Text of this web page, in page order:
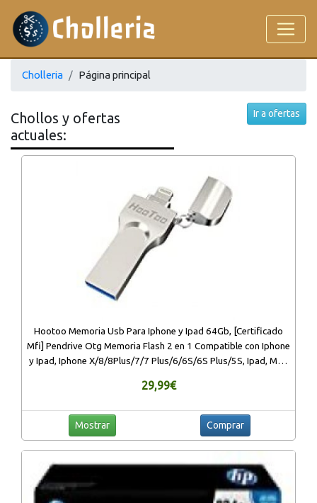
Cholleria Página principal
Chollos y ofertas
actuales:
Ir a ofertas
Hootoo Memoria Usb Para Iphone y Ipad 64Gb, [Certificado
Mfi] Pendrive Otg Memoria Flash 2 en 1 Compatible con Iphone
y Ipad, Iphone X/8/8Plus/7/7 Plus/6/6S/6S Plus/5S, Ipad, Mac,
29,99€
Mostrar Comprar